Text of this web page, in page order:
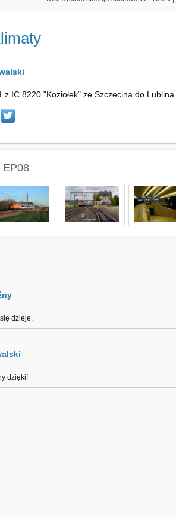
z IC 8220 "Koziołek" ze Szczecina do
EP08
dzieje.
dzięki!